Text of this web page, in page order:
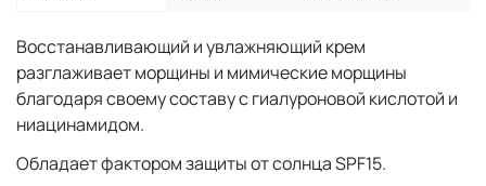
Восстанавливающий и увлажняющий крем
разглаживает морщины и мимические морщины
благодаря своему составу с гиалуроновой кислотой и
ниацинамидом.
Обладает фактором защиты от солнца SPF15.